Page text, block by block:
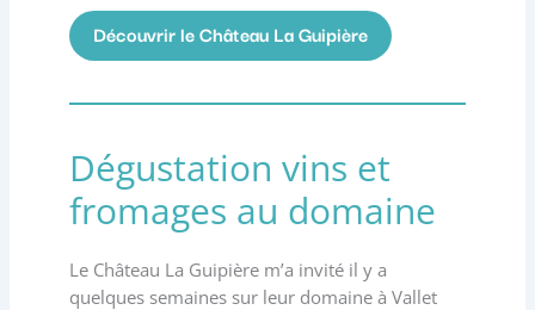
Découvrir le Château La Guipière
Dégustation vins et
fromages au domaine
Le Château La Guipière m’a invité il y a
quelques semaines sur leur domaine à Vallet